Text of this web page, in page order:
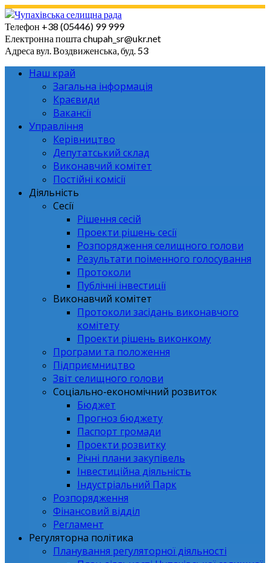
Skip
to
content
Телефон +38 (05446) 99 999
Електронна пошта chupah_sr@ukr.net
Адреса вул. Воздвиженська, буд. 53
Наш край
Загальна інформація
Краєвиди
Вакансії
Управління
Керівництво
Депутатський склад
Виконавчий комітет
Постійні комісії
Діяльність
Сесії
Рішення сесій
Проекти рішень сесії
Розпорядження селищного голови
Результати поіменного голосування
Протоколи
Публічні інвестиції
Виконавчий комітет
Протоколи засідань виконавчого
комітету
Проекти рішень виконкому
Програми та положення
Підприємництво
Звіт селищного голови
Соціально-економічний розвиток
Бюджет
Прогноз бюджету
Паспорт громади
Проекти розвитку
Річні плани закупівель
Інвестиційна діяльність
Індустріальний Парк
Розпорядження
Фінансовий відділ
Регламент
Регуляторна політика
Планування регуляторної діяльності